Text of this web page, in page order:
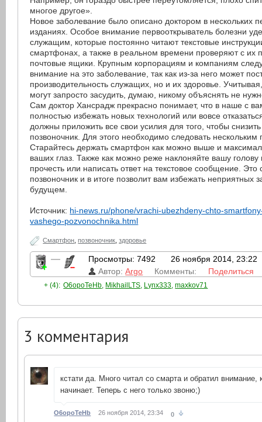
многое другое».
Новое заболевание было описано доктором в нескольких
изданиях. Особое внимание первооткрыватель болезни
служащим, которые постоянно читают текстовые
смартфонах, а также в реальном времени проверяют с их
почтовые ящики. Крупным корпорациям и компаниям
внимание на это заболевание, так как из-за него может
производительность служащих, но и их здоровье.
могут запросто засудить, думаю, никому объяснять не
Сам доктор Хансрадж прекрасно понимает, что в наше с
полностью избежать новых технологий или вовсе
должны приложить все свои усилия для того, чтобы снизить
позвоночник. Для этого необходимо следовать
Старайтесь держать смартфон как можно выше и
ваших глаз. Также как можно реже наклоняйте вашу голову
прочесть или написать ответ на текстовое сообщение. Это
позвоночник и в итоге позволит вам избежать неприятных
будущем.
Источник: hi-news.ru/phone/vrachi-ubezhdeny-chto-
vashego-pozvonochnika.html
Смартфон ,позвоночник ,здоровье
— Просмотры: 7492
26 ноября 2014, 23:22
Автор:Argo Комменты: Поделиться
+ (4): O6opoTeHb MikhailLTS Lynx333 ,maxkov71
3 комментария
кстати да. Много читал со смарта и обратил внимание,
начинает. Теперь с него только звоню;)
O6opoTeHb 26 ноября 2014, 23:34 0